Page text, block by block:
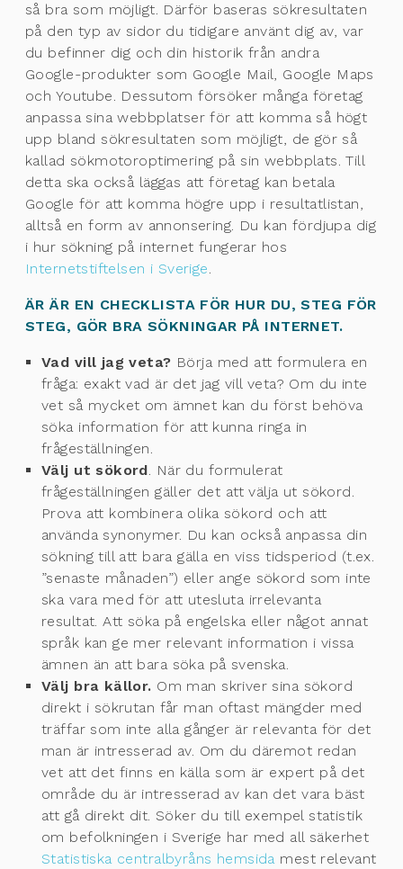
så bra som möjligt. Därför baseras sökresultaten
på den typ av sidor du tidigare använt dig av, var
du befinner dig och din historik från andra
Google-produkter som Google Mail, Google Maps
och Youtube. Dessutom försöker många företag
anpassa sina webbplatser för att komma så högt
upp bland sökresultaten som möjligt, de gör så
kallad sökmotoroptimering på sin webbplats. Till
detta ska också läggas att företag kan betala
Google för att komma högre upp i resultatlistan,
alltså en form av annonsering. Du kan fördjupa dig
i hur sökning på internet fungerar hos
Internetstiftelsen i Sverige.
ÄR ÄR EN CHECKLISTA FÖR HUR DU, STEG FÖR
STEG, GÖR BRA SÖKNINGAR PÅ INTERNET.
Vad vill jag veta? Börja med att formulera en
fråga: exakt vad är det jag vill veta? Om du inte
vet så mycket om ämnet kan du först behöva
söka information för att kunna ringa in
frågeställningen.
Välj ut sökord. När du formulerat
frågeställningen gäller det att välja ut sökord.
Prova att kombinera olika sökord och att
använda synonymer. Du kan också anpassa din
sökning till att bara gälla en viss tidsperiod (t.ex.
”senaste månaden”) eller ange sökord som inte
ska vara med för att utesluta irrelevanta
resultat. Att söka på engelska eller något annat
språk kan ge mer relevant information i vissa
ämnen än att bara söka på svenska.
Välj bra källor. Om man skriver sina sökord
direkt i sökrutan får man oftast mängder med
träffar som inte alla gånger är relevanta för det
man är intresserad av. Om du däremot redan
vet att det finns en källa som är expert på det
område du är intresserad av kan det vara bäst
att gå direkt dit. Söker du till exempel statistik
om befolkningen i Sverige har med all säkerhet
Statistiska centralbyråns hemsidamest relevant